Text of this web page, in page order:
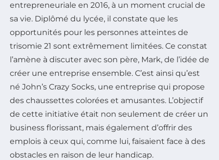
entrepreneuriale en 2016, à un moment crucial de
sa vie. Diplômé du lycée, il constate que les
opportunités pour les personnes atteintes de
trisomie 21 sont extrêmement limitées. Ce constat
l’amène à discuter avec son père, Mark, de l’idée de
créer une entreprise ensemble. C’est ainsi qu’est
né John’s Crazy Socks, une entreprise qui propose
des chaussettes colorées et amusantes. L’objectif
de cette initiative était non seulement de créer un
business florissant, mais également d’offrir des
emplois à ceux qui, comme lui, faisaient face à des
obstacles en raison de leur handicap.